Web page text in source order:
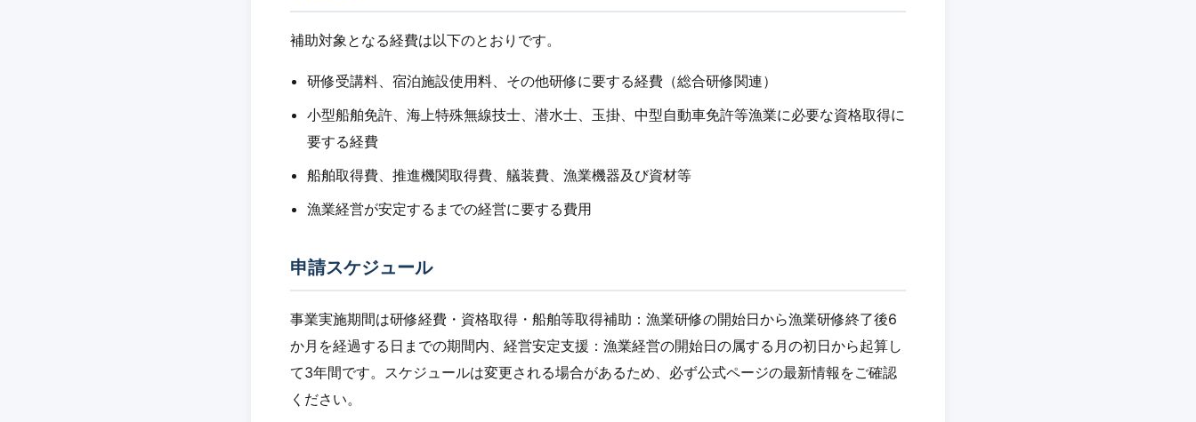
補助対象となる経費は以下のとおりです。
研修受講料、宿泊施設使用料、その他研修に要する経費（総合研修関連）
小型船舶免許、海上特殊無線技士、潜水士、玉掛、中型自動車免許等漁業に必要な資格取得に
要する経費
船舶取得費、推進機関取得費、艤装費、漁業機器及び資材等
漁業経営が安定するまでの経営に要する費用
申請スケジュール
事業実施期間は研修経費・資格取得・船舶等取得補助：漁業研修の開始日から漁業研修終了後6
か月を経過する日までの期間内、経営安定支援：漁業経営の開始日の属する月の初日から起算し
て3年間です。スケジュールは変更される場合があるため、必ず公式ページの最新情報をご確認
ください。